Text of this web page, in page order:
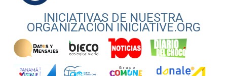
INICIATIVAS DE NUESTRA
ORGANIZACIÓN INICIATIVE.ORG